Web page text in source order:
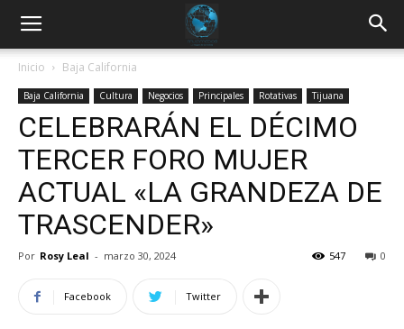
Inicio Baja California
Baja California Cultura Negocios Principales Rotativas Tijuana
CELEBRARÁN EL DÉCIMO
TERCER FORO MUJER
ACTUAL «LA GRANDEZA DE
TRASCENDER»
Por Rosy Leal - marzo 30, 2024 0
547
Facebook Twitter